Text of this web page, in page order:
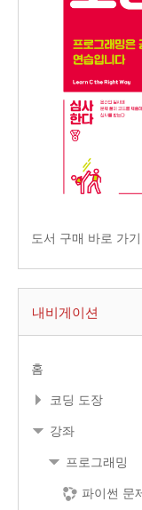
도서 구매 바로 가기
내비게이션
홈
코딩 도장
강좌
프로그래밍
파이썬 문